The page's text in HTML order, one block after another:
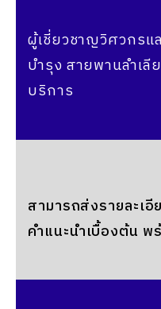
ผู้เชี่ยวชาญวิศวกรแ
บำรุง สายพานลำเลี
บริการ
สามารถส่งรายละเอี
คำแนะนำเบื้องต้น